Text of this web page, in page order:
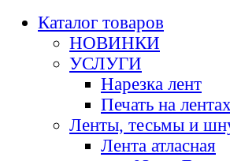
Каталог товаров
НОВИНКИ
УСЛУГИ
Нарезка лент
Печать на
Ленты, тесьмы и
Лента атласная